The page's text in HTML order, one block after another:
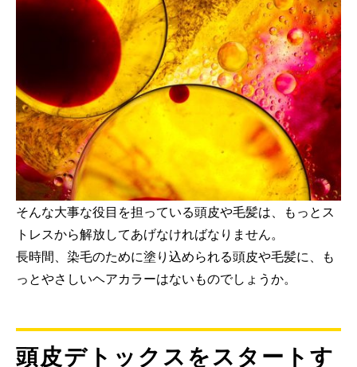
そんな大事な役目を担っている頭皮や毛髪は、もっとス
トレスから解放してあげなければなりません。
長時間、染毛のために塗り込められる頭皮や毛髪に、も
っとやさしいヘアカラーはないものでしょうか。
頭皮デトックスをスタートす